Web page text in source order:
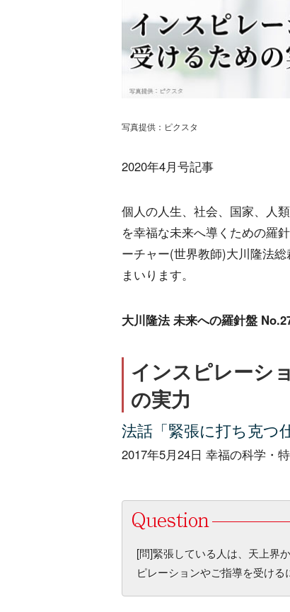
写真提供：ピクスタ
2020年4月号記事
個人の人生、社会、国家、人
を幸福な未来へ導くための羅
ーチャー(世界教師)大川隆法
まいります。
大川隆法 未来への羅針盤
インスピレーシ
の実力
法話「緊張に打ち克つ
2017年5月24日 幸福の科学・
[問]緊張している人は、天上界
ピレーションやご指導を受ける